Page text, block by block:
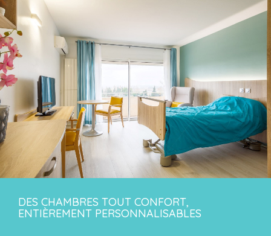
DES CHAMBRES TOUT CONFORT,
ENTIÈREMENT PERSONNALISABLES